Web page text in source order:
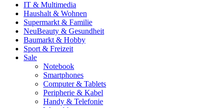
IT & Multimedia
Haushalt & Wohnen
Supermarkt & Familie
NeuBeauty & Gesundheit
Baumarkt & Hobby
Sport & Freizeit
Sale
Notebook
Smartphones
Computer & Tablets
Peripherie & Kabel
Handy & Telefonie